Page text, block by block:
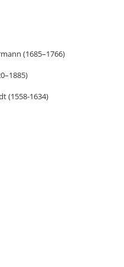
(1685–1766)
(1558-1634)